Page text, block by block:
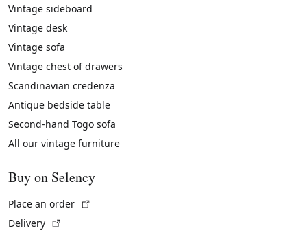
Vintage sideboard
Vintage desk
Vintage sofa
Vintage chest of drawers
Scandinavian credenza
Antique bedside table
Second-hand Togo sofa
All our vintage furniture
Buy on Selency
Place an order
Delivery